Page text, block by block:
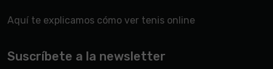
Aquí te explicamos cómo ver tenis online
Suscríbete a la newsletter